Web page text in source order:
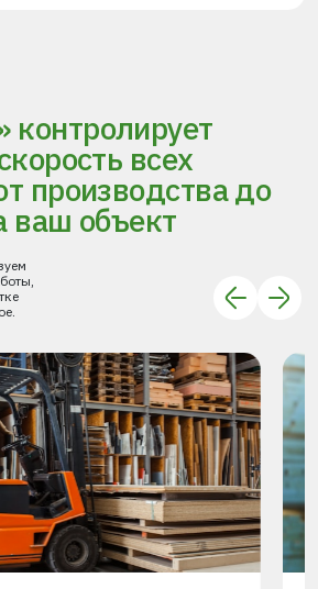
всех
производства до
ваш объект